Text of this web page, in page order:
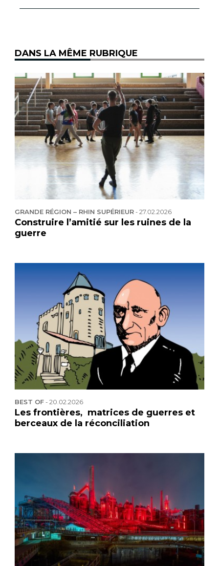
DANS LA MÊME RUBRIQUE
GRANDE RÉGION – RHIN SUPÉRIEUR-27.02.2026
Construire l’amitié sur les ruines de la
guerre
BEST OF-20.02.2026
Les frontières, matrices de guerres et
berceaux de la réconciliation